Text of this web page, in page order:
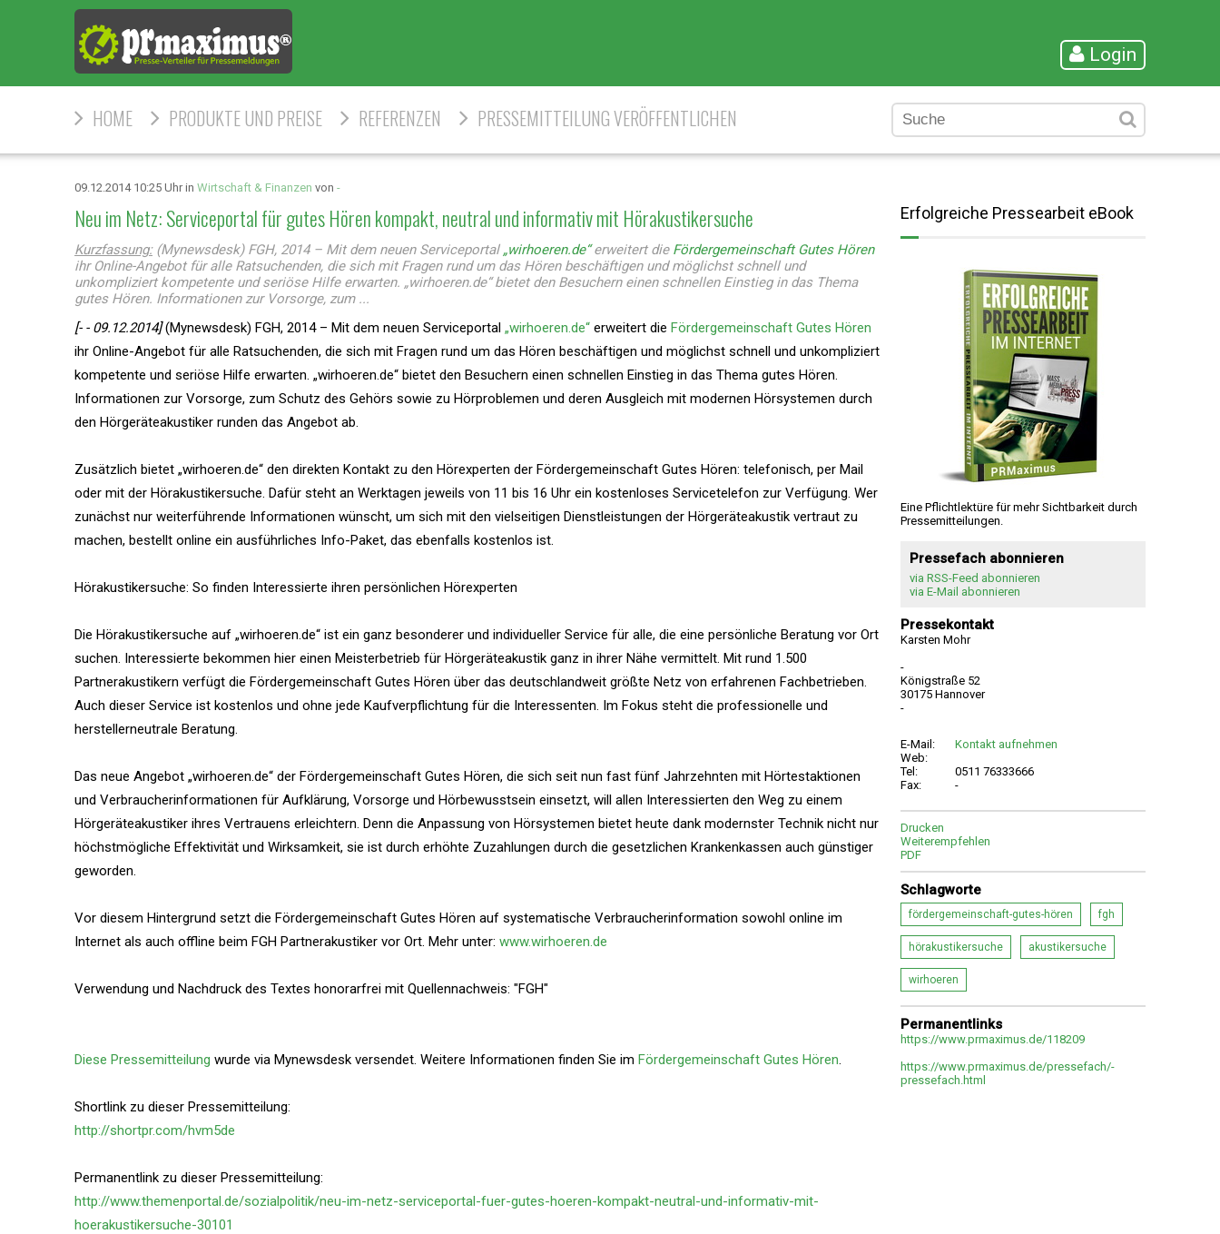
Login
HOME PRODUKTE UND PREISE REFERENZEN PRESSEMITTEILUNG VERÖFFENTLICHEN
09.12.2014 10:25 Uhr in Wirtschaft & Finanzen von -
Neu im Netz: Serviceportal für gutes Hören kompakt, neutral und informativ mit Hörakustikersuche
Kurzfassung:(Mynewsdesk) FGH, 2014 – Mit dem neuen Serviceportal „wirhoeren.de“erweitert die Fördergemeinschaft Gutes Hören
ihr Online-Angebot für alle Ratsuchenden, die sich mit Fragen rund um das Hören beschäftigen und möglichst schnell und
unkompliziert kompetente und seriöse Hilfe erwarten. „wirhoeren.de“ bietet den Besuchern einen schnellen Einstieg in das Thema
gutes Hören. Informationen zur Vorsorge, zum ...
[- - 09.12.2014](Mynewsdesk) FGH, 2014 – Mit dem neuen Serviceportal „wirhoeren.de“ erweitert die Fördergemeinschaft Gutes Hören
ihr Online-Angebot für alle Ratsuchenden, die sich mit Fragen rund um das Hören beschäftigen und möglichst schnell und unkompliziert
kompetente und seriöse Hilfe erwarten. „wirhoeren.de“ bietet den Besuchern einen schnellen Einstieg in das Thema gutes Hören.
Informationen zur Vorsorge, zum Schutz des Gehörs sowie zu Hörproblemen und deren Ausgleich mit modernen Hörsystemen durch
den Hörgeräteakustiker runden das Angebot ab.
Zusätzlich bietet „wirhoeren.de“ den direkten Kontakt zu den Hörexperten der Fördergemeinschaft Gutes Hören: telefonisch, per Mail
oder mit der Hörakustikersuche. Dafür steht an Werktagen jeweils von 11 bis 16 Uhr ein kostenloses Servicetelefon zur Verfügung. Wer
zunächst nur weiterführende Informationen wünscht, um sich mit den vielseitigen Dienstleistungen der Hörgeräteakustik vertraut zu
machen, bestellt online ein ausführliches Info-Paket, das ebenfalls kostenlos ist.
Hörakustikersuche: So finden Interessierte ihren persönlichen Hörexperten
Die Hörakustikersuche auf „wirhoeren.de“ ist ein ganz besonderer und individueller Service für alle, die eine persönliche Beratung vor Ort
suchen. Interessierte bekommen hier einen Meisterbetrieb für Hörgeräteakustik ganz in ihrer Nähe vermittelt. Mit rund 1.500
Partnerakustikern verfügt die Fördergemeinschaft Gutes Hören über das deutschlandweit größte Netz von erfahrenen Fachbetrieben.
Auch dieser Service ist kostenlos und ohne jede Kaufverpflichtung für die Interessenten. Im Fokus steht die professionelle und
herstellerneutrale Beratung.
Das neue Angebot „wirhoeren.de“ der Fördergemeinschaft Gutes Hören, die sich seit nun fast fünf Jahrzehnten mit Hörtestaktionen
und Verbraucherinformationen für Aufklärung, Vorsorge und Hörbewusstsein einsetzt, will allen Interessierten den Weg zu einem
Hörgeräteakustiker ihres Vertrauens erleichtern. Denn die Anpassung von Hörsystemen bietet heute dank modernster Technik nicht nur
höchstmögliche Effektivität und Wirksamkeit, sie ist durch erhöhte Zuzahlungen durch die gesetzlichen Krankenkassen auch günstiger
geworden.
Vor diesem Hintergrund setzt die Fördergemeinschaft Gutes Hören auf systematische Verbraucherinformation sowohl online im
Internet als auch offline beim FGH Partnerakustiker vor Ort. Mehr unter: www.wirhoeren.de
Verwendung und Nachdruck des Textes honorarfrei mit Quellennachweis: "FGH"
Diese Pressemitteilung wurde via Mynewsdesk versendet. Weitere Informationen finden Sie im Fördergemeinschaft Gutes Hören.
Shortlink zu dieser Pressemitteilung:
http://shortpr.com/hvm5de
Permanentlink zu dieser Pressemitteilung:
http://www.themenportal.de/sozialpolitik/neu-im-netz-serviceportal-fuer-gutes-hoeren-kompakt-neutral-und-informativ-mit-
hoerakustikersuche-30101
Erfolgreiche Pressearbeit eBook
Eine Pflichtlektüre für mehr Sichtbarkeit durch
Pressemitteilungen.
Pressefach abonnieren
via RSS-Feed abonnieren
via E-Mail abonnieren
Pressekontakt
Karsten Mohr
-
Königstraße 52
30175 Hannover
-
E-Mail:
Kontakt aufnehmen
Web:
Tel:
0511 76333666
Fax:
-
Drucken
Weiterempfehlen
PDF
Schlagworte
fördergemeinschaft-gutes-hören fgh
hörakustikersuche akustikersuche
wirhoeren
Permanentlinks
https://www.prmaximus.de/118209
https://www.prmaximus.de/pressefach/-
pressefach.html